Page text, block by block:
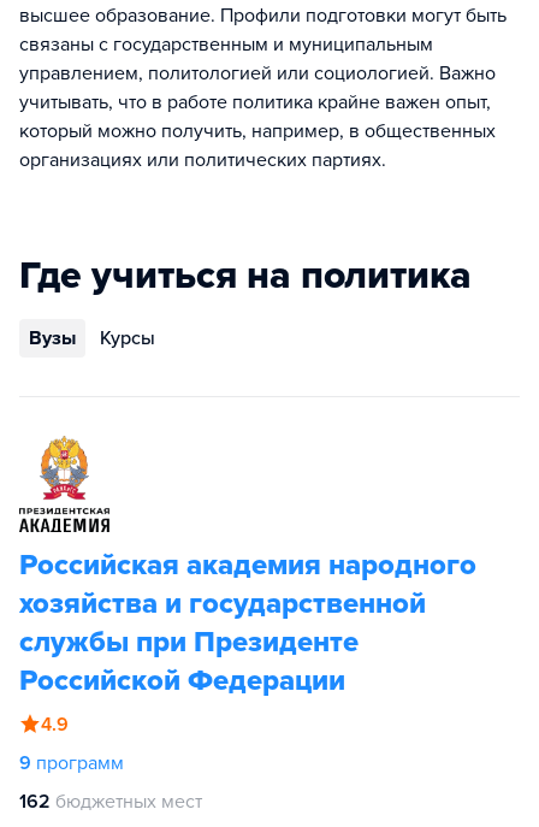
высшее образование. Профили подготовки могут быть
связаны с государственным и муниципальным
управлением, политологией или социологией. Важно
учитывать, что в работе политика крайне важен опыт,
который можно получить, например, в общественных
организациях или политических партиях.
Где учиться на политика
Вузы Курсы
Российская академия народного
хозяйства и государственной
службы при Президенте
Российской Федерации
4.9
9 программ
162 бюджетных мест